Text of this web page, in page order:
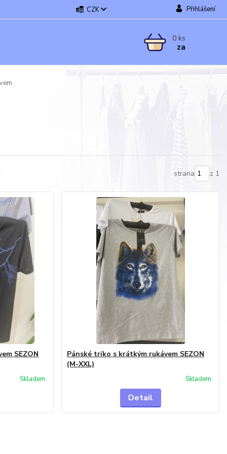
CZK Přihlášení
0 ks
za
strana z 1
SEZON
Skladem
Pánské triko s krátkým rukávem SEZON
(M-XXL)
Skladem
Detail